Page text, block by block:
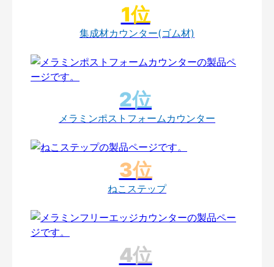
集成材カウンター(ゴム材)
メラミンポストフォームカウンター
ねこステップ